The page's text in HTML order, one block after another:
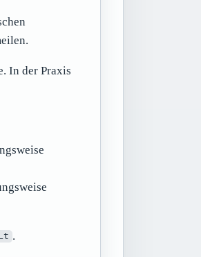
In der Praxis
.